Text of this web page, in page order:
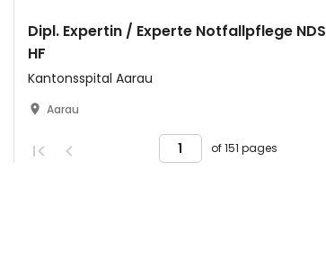
Dipl. Expertin / Experte Notfallpflege NDS
HF
Kantonsspital Aarau
Aarau
of 151 pages